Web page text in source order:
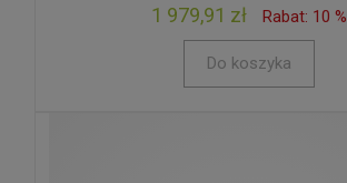
1 979,91 zł Rabat: 10 %
Do koszyka